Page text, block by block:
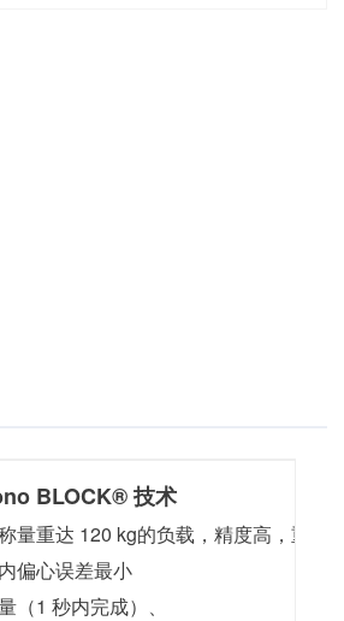
BLOCK® 技术
量重达 120 kg的负载，精度高，重复
偏心误差最小
（1 秒内完成）、